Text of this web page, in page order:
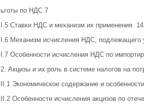
ьготы по НДС 7
I.5 Ставки НДС и механизм их применения. 14
I.6 Механизм исчисления НДС, подлежащего
I.7 Особенности исчисления НДС по
2. Акцизы и их роль в системе налогов на
II.1 Экономическое содержание и
II.2 Особенности исчисления акцизов по